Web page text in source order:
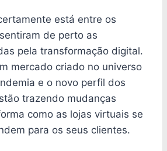
está entre os
de perto as
pela transformação digital.
mercado criado no universo
e o novo perfil dos
trazendo mudanças
como as lojas virtuais se
para os seus clientes.